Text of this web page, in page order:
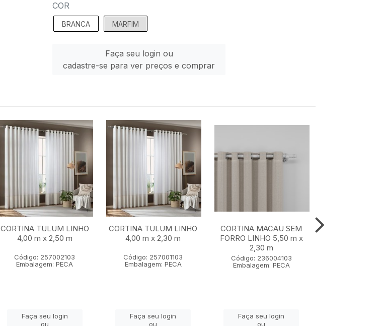
COR
BRANCA MARFIM
Faça seu login ou
cadastre-se para ver preços e comprar
CORTINA TULUM LINHO
4,00 m x 2,50 m
Código: 257002103
Embalagem: PECA
Faça seu login
ou
CORTINA TULUM LINHO
4,00 m x 2,30 m
Código: 257001103
Embalagem: PECA
Faça seu login
ou
CORTINA MACAU SEM
FORRO LINHO 5,50 m x
2,30 m
Código: 236004103
Embalagem: PECA
Faça seu login
ou